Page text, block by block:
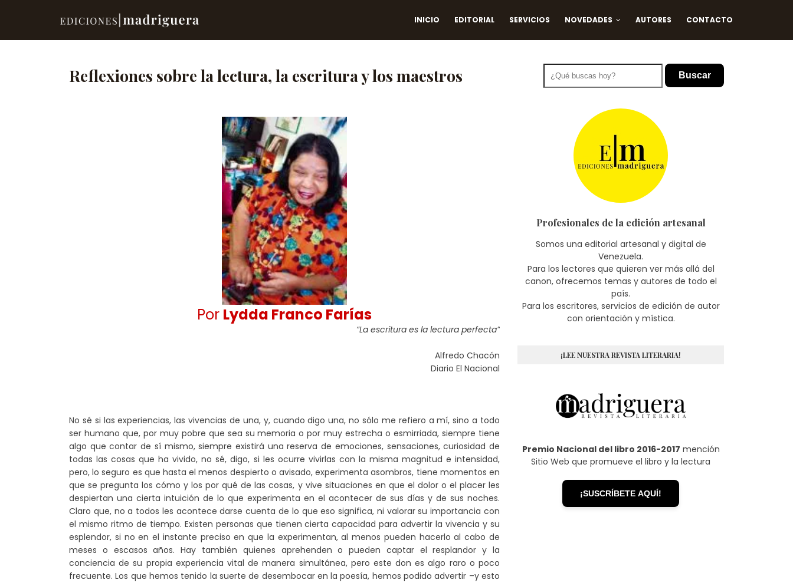
INICIO EDITORIAL SERVICIOS NOVEDADES AUTORES CONTACTO
Reflexiones sobre la lectura, la escritura y los maestros
Por Lydda Franco Farías
“La escritura es la lectura perfecta”
Alfredo Chacón
Diario El Nacional
No sé si las experiencias, las vivencias de una, y, cuando digo una, no sólo me refiero a mí, sino a todo
ser humano que, por muy pobre que sea su memoria o por muy estrecha o esmirriada, siempre tiene
algo que contar de sí mismo, siempre existirá una reserva de emociones, sensaciones, curiosidad de
todas las cosas que ha vivido, no sé, digo, si les ocurre vivirlas con la misma magnitud e intensidad,
pero, lo seguro es que hasta el menos despierto o avisado, experimenta asombros, tiene momentos en
que se pregunta los cómo y los por qué de las cosas, y vive situaciones en que el dolor o el placer les
despiertan una cierta intuición de lo que experimenta en el acontecer de sus días y de sus noches.
Claro que, no a todos les acontece darse cuenta de lo que eso significa, ni valorar su importancia con
el mismo ritmo de tiempo. Existen personas que tienen cierta capacidad para advertir la vivencia y su
esplendor, si no en el instante preciso en que la experimentan, al menos pueden hacerlo al cabo de
meses o escasos años. Hay también quienes aprehenden o pueden captar el resplandor y la
conciencia de su propia experiencia vital de manera simultánea, pero este don es algo raro o poco
frecuente. Los que hemos tenido la suerte de desembocar en la poesía, hemos podido advertir –y esto
Buscar
Profesionales de la edición artesanal
Somos una editorial artesanal y digital de
Venezuela.
Para los lectores que quieren ver más allá del
canon, ofrecemos temas y autores de todo el
país.
Para los escritores, servicios de edición de autor
con orientación y mística.
¡LEE NUESTRA REVISTA LITERARIA!
Premio Nacional del libro 2016-2017 mención
Sitio Web que promueve el libro y la lectura
¡SUSCRÍBETE AQUÍ!